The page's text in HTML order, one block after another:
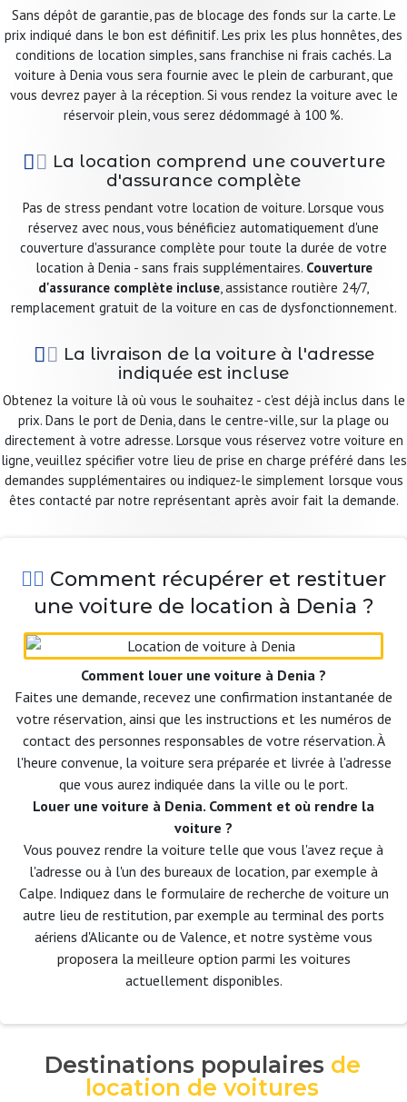
Sans dépôt de garantie, pas de blocage des fonds sur la carte. Le
prix indiqué dans le bon est définitif. Les prix les plus honnêtes, des
conditions de location simples, sans franchise ni frais cachés. La
voiture à Denia vous sera fournie avec le plein de carburant, que
vous devrez payer à la réception. Si vous rendez la voiture avec le
réservoir plein, vous serez dédommagé à 100 %.
La location comprend une couverture
d'assurance complète
Pas de stress pendant votre location de voiture. Lorsque vous
réservez avec nous, vous bénéficiez automatiquement d'une
couverture d'assurance complète pour toute la durée de votre
location à Denia - sans frais supplémentaires. Couverture
d'assurance complète incluse, assistance routière 24/7,
remplacement gratuit de la voiture en cas de dysfonctionnement.
La livraison de la voiture à l'adresse
indiquée est incluse
Obtenez la voiture là où vous le souhaitez - c'est déjà inclus dans le
prix. Dans le port de Denia, dans le centre-ville, sur la plage ou
directement à votre adresse. Lorsque vous réservez votre voiture en
ligne, veuillez spécifier votre lieu de prise en charge préféré dans les
demandes supplémentaires ou indiquez-le simplement lorsque vous
êtes contacté par notre représentant après avoir fait la demande.
Comment récupérer et restituer
une voiture de location à Denia ?
Comment louer une voiture à Denia ?
Faites une demande, recevez une confirmation instantanée de
votre réservation, ainsi que les instructions et les numéros de
contact des personnes responsables de votre réservation. À
l'heure convenue, la voiture sera préparée et livrée à l'adresse
que vous aurez indiquée dans la ville ou le port.
Louer une voiture à Denia. Comment et où rendre la
voiture ?
Vous pouvez rendre la voiture telle que vous l'avez reçue à
l'adresse ou à l'un des bureaux de location, par exemple à
Calpe. Indiquez dans le formulaire de recherche de voiture un
autre lieu de restitution, par exemple au terminal des ports
aériens d'Alicante ou de Valence, et notre système vous
proposera la meilleure option parmi les voitures
actuellement disponibles.
Destinations populaires de
location de voitures